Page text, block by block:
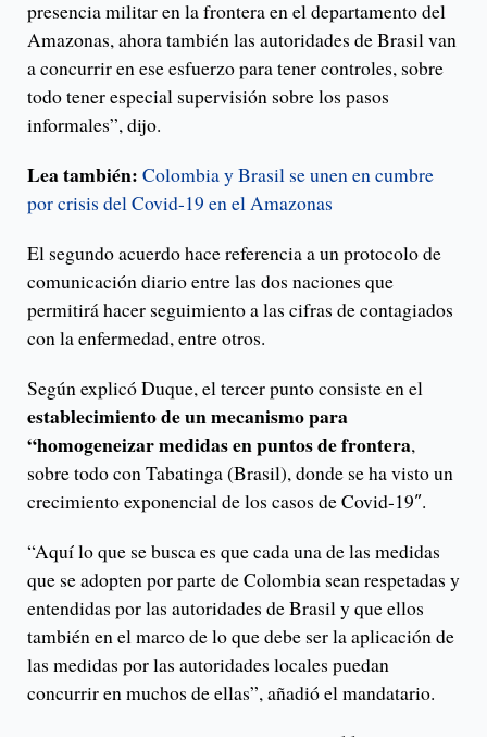
presencia militar en la frontera en el departamento del
Amazonas, ahora también las autoridades de Brasil van
a concurrir en ese esfuerzo para tener controles, sobre
todo tener especial supervisión sobre los pasos
informales”, dijo.
Lea también: Colombia y Brasil se unen en cumbre
por crisis del Covid-19 en el Amazonas
El segundo acuerdo hace referencia a un protocolo de
comunicación diario entre las dos naciones que
permitirá hacer seguimiento a las cifras de contagiados
con la enfermedad, entre otros.
Según explicó Duque, el tercer punto consiste en el
establecimiento de un mecanismo para
“homogeneizar medidas en puntos de frontera,
sobre todo con Tabatinga (Brasil), donde se ha visto un
crecimiento exponencial de los casos de Covid-19″.
“Aquí lo que se busca es que cada una de las medidas
que se adopten por parte de Colombia sean respetadas y
entendidas por las autoridades de Brasil y que ellos
también en el marco de lo que debe ser la aplicación de
las medidas por las autoridades locales puedan
concurrir en muchos de ellas”, añadió el mandatario.